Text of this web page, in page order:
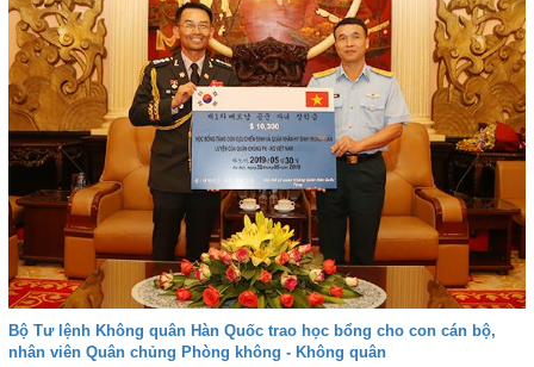
Bộ Tư lệnh Không quân Hàn Quốc trao học bổng cho con cán bộ,
nhân viên Quân chủng Phòng không - Không quân